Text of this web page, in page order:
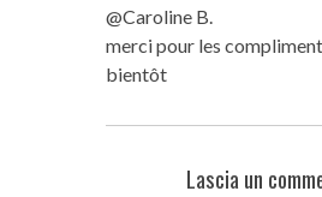
@Caroline B.
merci pour les
bientôt
Lascia un